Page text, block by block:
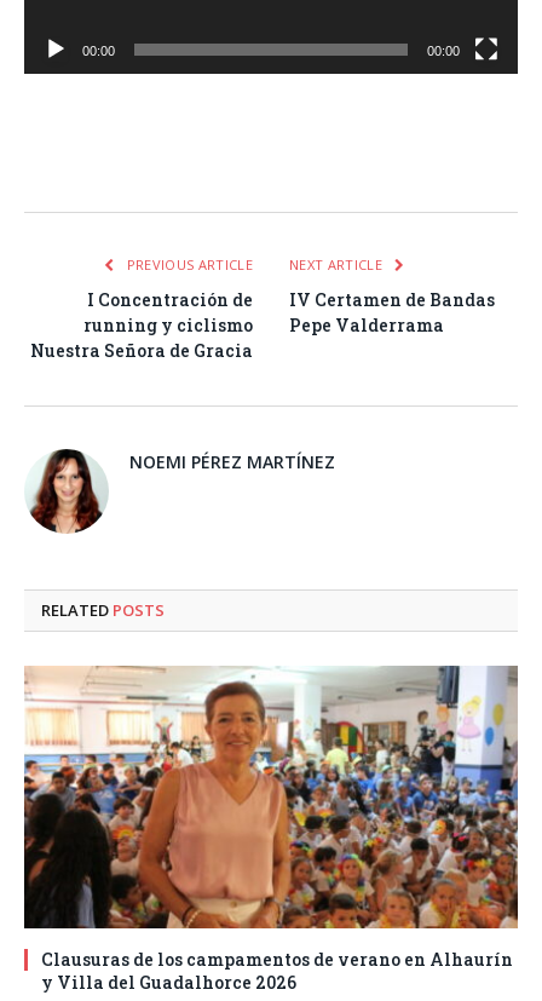
00:00 00:00
PREVIOUS ARTICLE
I Concentración de
running y ciclismo
Nuestra Señora de Gracia
NEXT ARTICLE
IV Certamen de Bandas
Pepe Valderrama
NOEMI PÉREZ MARTÍNEZ
RELATED POSTS
Clausuras de los campamentos de verano en Alhaurín
y Villa del Guadalhorce 2026